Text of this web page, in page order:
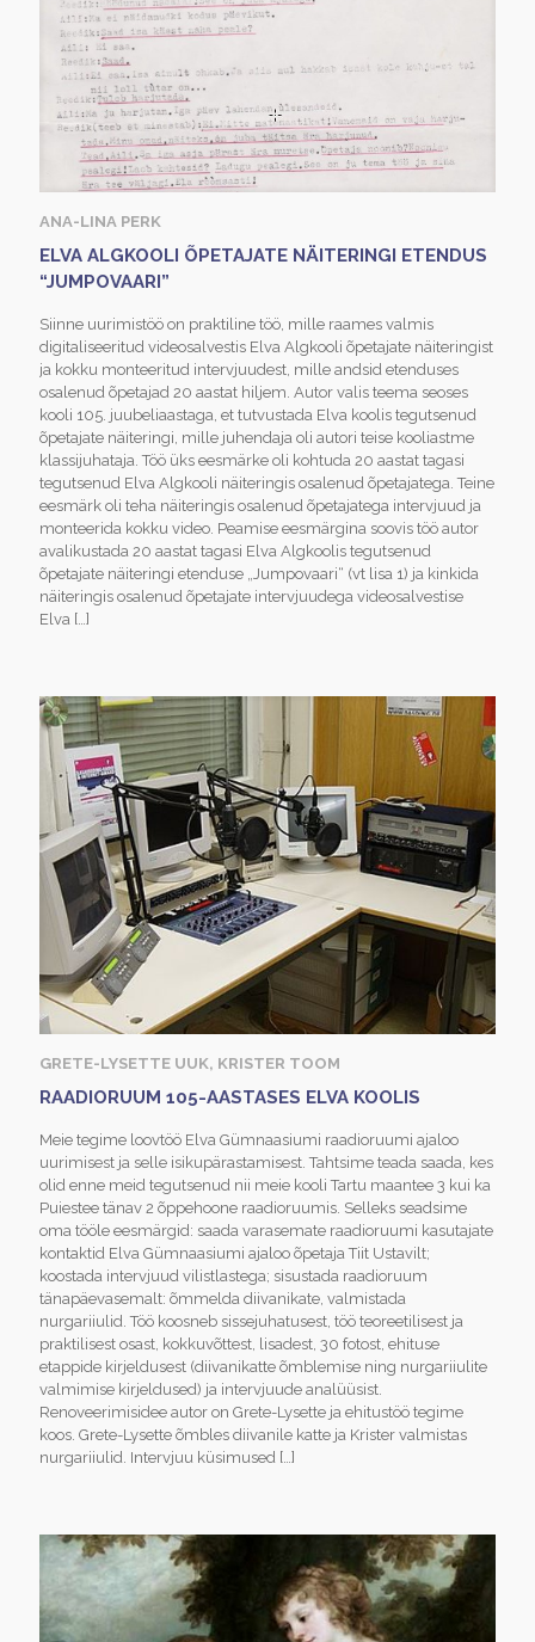
ANA-LINA PERK
ELVA ALGKOOLI ÕPETAJATE NÄITERINGI ETENDUS
“JUMPOVAARI”
Siinne uurimistöö on praktiline töö, mille raames valmis
digitaliseeritud videosalvestis Elva Algkooli õpetajate näiteringist
ja kokku monteeritud intervjuudest, mille andsid etenduses
osalenud õpetajad 20 aastat hiljem. Autor valis teema seoses
kooli 105. juubeliaastaga, et tutvustada Elva koolis tegutsenud
õpetajate näiteringi, mille juhendaja oli autori teise kooliastme
klassijuhataja. Töö üks eesmärke oli kohtuda 20 aastat tagasi
tegutsenud Elva Algkooli näiteringis osalenud õpetajatega. Teine
eesmärk oli teha näiteringis osalenud õpetajatega intervjuud ja
monteerida kokku video. Peamise eesmärgina soovis töö autor
avalikustada 20 aastat tagasi Elva Algkoolis tegutsenud
õpetajate näiteringi etenduse „Jumpovaari“ (vt lisa 1) ja kinkida
näiteringis osalenud õpetajate intervjuudega videosalvestise
Elva […]
GRETE-LYSETTE UUK, KRISTER TOOM
RAADIORUUM 105-AASTASES ELVA KOOLIS
Meie tegime loovtöö Elva Gümnaasiumi raadioruumi ajaloo
uurimisest ja selle isikupärastamisest. Tahtsime teada saada, kes
olid enne meid tegutsenud nii meie kooli Tartu maantee 3 kui ka
Puiestee tänav 2 õppehoone raadioruumis. Selleks seadsime
oma tööle eesmärgid: saada varasemate raadioruumi kasutajate
kontaktid Elva Gümnaasiumi ajaloo õpetaja Tiit Ustavilt;
koostada intervjuud vilistlastega; sisustada raadioruum
tänapäevasemalt: õmmelda diivanikate, valmistada
nurgariiulid. Töö koosneb sissejuhatusest, töö teoreetilisest ja
praktilisest osast, kokkuvõttest, lisadest, 30 fotost, ehituse
etappide kirjeldusest (diivanikatte õmblemise ning nurgariiulite
valmimise kirjeldused) ja intervjuude analüüsist.
Renoveerimisidee autor on Grete-Lysette ja ehitustöö tegime
koos. Grete-Lysette õmbles diivanile katte ja Krister valmistas
nurgariiulid. Intervjuu küsimused […]